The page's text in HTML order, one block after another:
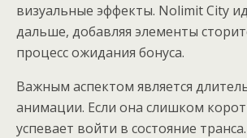
визуальные эффекты. Nolimit City
дальше, добавляя элементы
процесс ожидания бонуса.
Важным аспектом является
анимации. Если она слишком
успевает войти в состояние